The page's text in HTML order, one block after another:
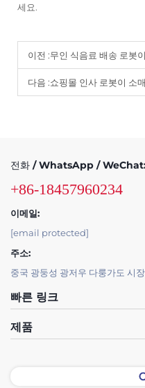
세요.
이전 :무인 식음료 배송 로봇이 외
다음 :쇼핑몰 인사 로봇이 소
전화 / WhatsApp /
+86-18457960234
이메일:
[email protected]
주소:
중국 광둥성 광저우 다룽가도 시
빠른 링크
제품